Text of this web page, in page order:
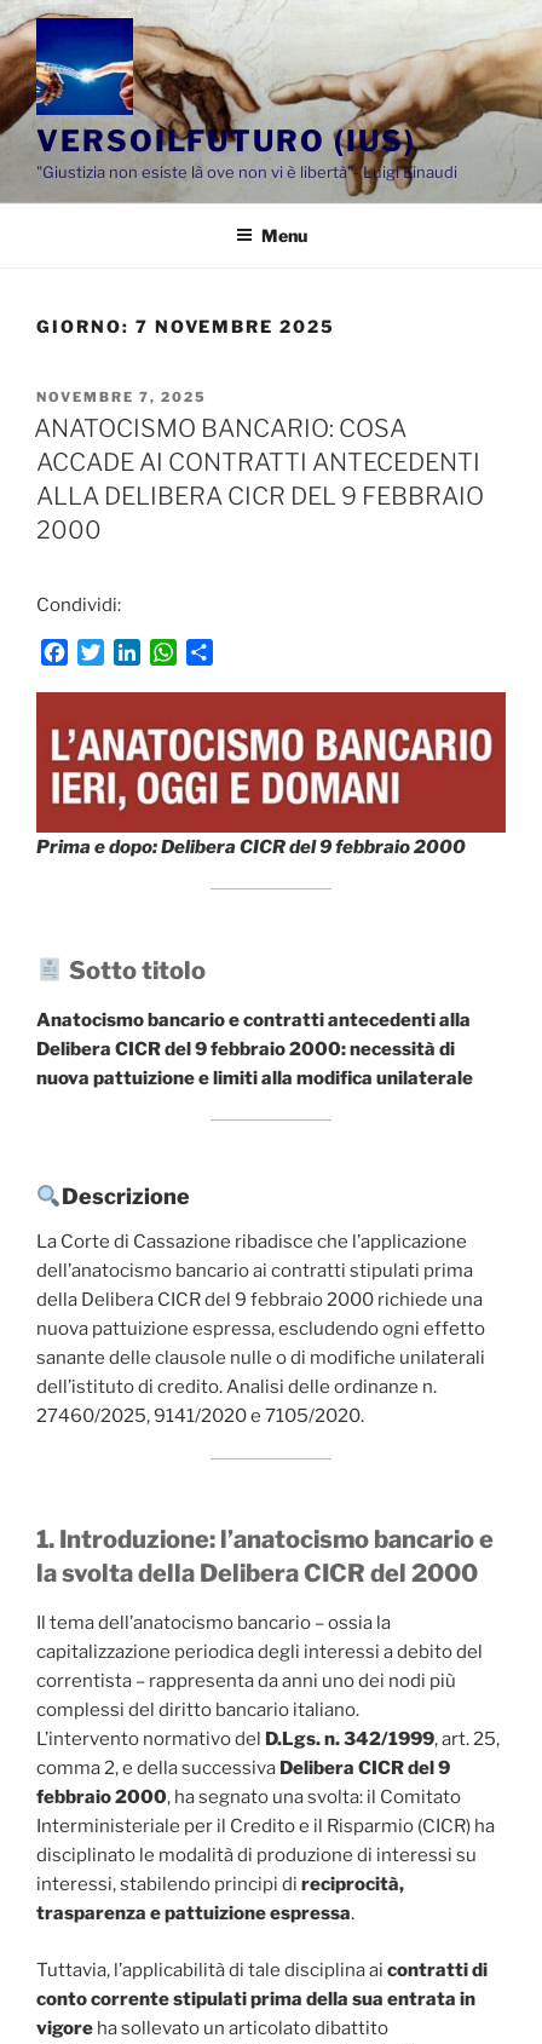
Salta
al
contenuto
VERSOILFUTURO (IUS)
"Giustizia non esiste là ove non vi è libertà"- Luigi Einaudi
Menu
GIORNO: 7 NOVEMBRE 2025
PUBBLICATO
IL
NOVEMBRE 7, 2025
ANATOCISMO BANCARIO: COSA
ACCADE AI CONTRATTI ANTECEDENTI
ALLA DELIBERA CICR DEL 9 FEBBRAIO
2000
Condividi:
e
b
o
o
k
t
t
e
r
k
e
d
I
n
W
t
s
A
p
p
d
i
i
d
Prima e dopo: Delibera CICR del 9 febbraio 2000
Sotto titolo
Anatocismo bancario e contratti antecedenti alla
Delibera CICR del 9 febbraio 2000: necessità di
nuova pattuizione e limiti alla modifica unilaterale
Descrizione
La Corte di Cassazione ribadisce che l’applicazione
dell’anatocismo bancario ai contratti stipulati prima
della Delibera CICR del 9 febbraio 2000 richiede una
nuova pattuizione espressa, escludendo ogni effetto
sanante delle clausole nulle o di modifiche unilaterali
dell’istituto di credito. Analisi delle ordinanze n.
27460/2025, 9141/2020 e 7105/2020.
1. Introduzione: l’anatocismo bancario e
la svolta della Delibera CICR del 2000
Il tema dell’anatocismo bancario – ossia la
capitalizzazione periodica degli interessi a debito del
correntista – rappresenta da anni uno dei nodi più
complessi del diritto bancario italiano.
L’intervento normativo del
D.Lgs. n. 342/1999, art. 25,
comma 2, e della successiva Delibera CICR del 9
febbraio 2000, ha segnato una svolta: il Comitato
Interministeriale per il Credito e il Risparmio (CICR) ha
disciplinato le modalità di produzione di interessi su
interessi, stabilendo principi di reciprocità,
trasparenza e pattuizione espressa.
Tuttavia, l’applicabilità di tale disciplina ai contratti di
conto corrente stipulati prima della sua entrata in
vigore ha sollevato un articolato dibattito